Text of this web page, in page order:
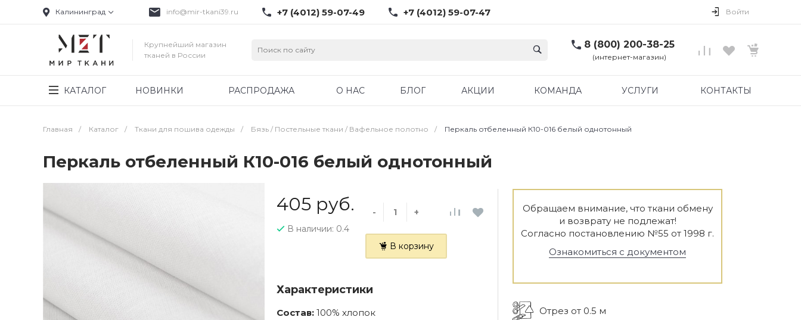
Калининград info@mir-tkani39.ru +7 (4012) 59-07-49 +7 (4012) 59-07-47 Войти
Крупнейший магазин
тканей в России
8 (800) 200-38-25
(интернет-магазин)
КАТАЛОГ НОВИНКИ РАСПРОДАЖА О НАС БЛОГ АКЦИИ КОМАНДА УСЛУГИ КОНТАКТЫ
Главная / Каталог / Ткани для пошива одежды / Бязь / Постельные ткани / Вафельное полотно / Перкаль отбеленный К10-016 белый однотонный
Перкаль отбеленный К10-016 белый однотонный
405 руб.
В наличии: 0.4
- +
В корзину
Характеристики
Состав: 100% хлопок
Обращаем внимание, что ткани обмену
и возврату не подлежат!
Согласно постановлению №55 от 1998 г.
Ознакомиться с документом
Отрез от 0.5 м